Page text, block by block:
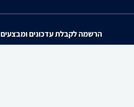
הרשמה לקבלת עדכונים ומבצעים